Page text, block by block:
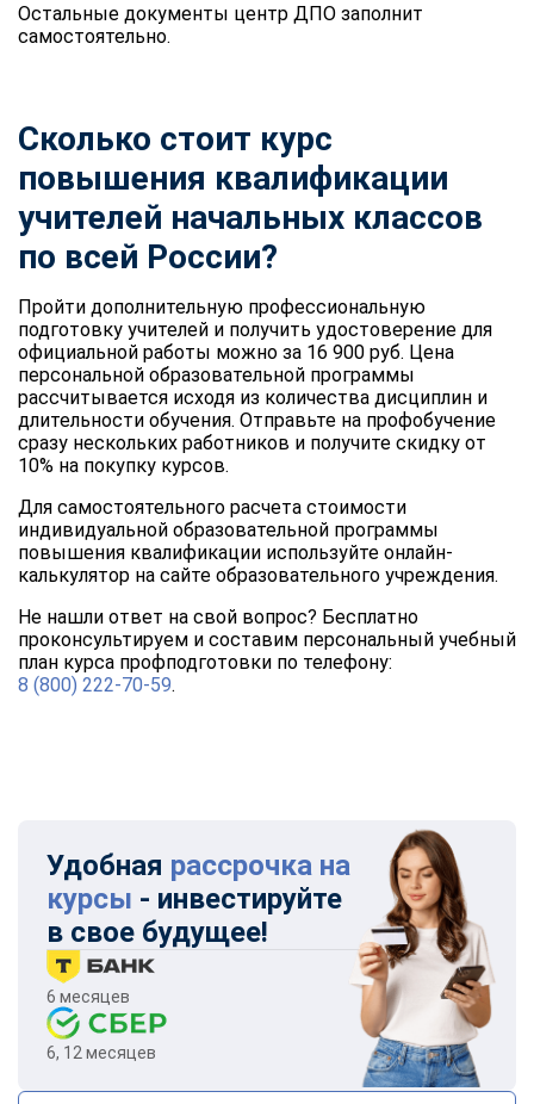
Остальные документы центр ДПО заполнит
самостоятельно.
Сколько стоит курс
повышения квалификации
учителей начальных классов
по всей России?
Пройти дополнительную профессиональную
подготовку учителей и получить удостоверение для
официальной работы можно за 16 900 руб. Цена
персональной образовательной программы
рассчитывается исходя из количества дисциплин и
длительности обучения. Отправьте на профобучение
сразу нескольких работников и получите скидку от
10% на покупку курсов.
Для самостоятельного расчета стоимости
индивидуальной образовательной программы
повышения квалификации используйте онлайн-
калькулятор на сайте образовательного учреждения.
Не нашли ответ на свой вопрос? Бесплатно
проконсультируем и составим персональный учебный
план курса профподготовки по телефону:
8 (800) 222-70-59.
Удобная рассрочка на
курсы - инвестируйте
в свое будущее!
6 месяцев
6, 12 месяцев
ChatApp